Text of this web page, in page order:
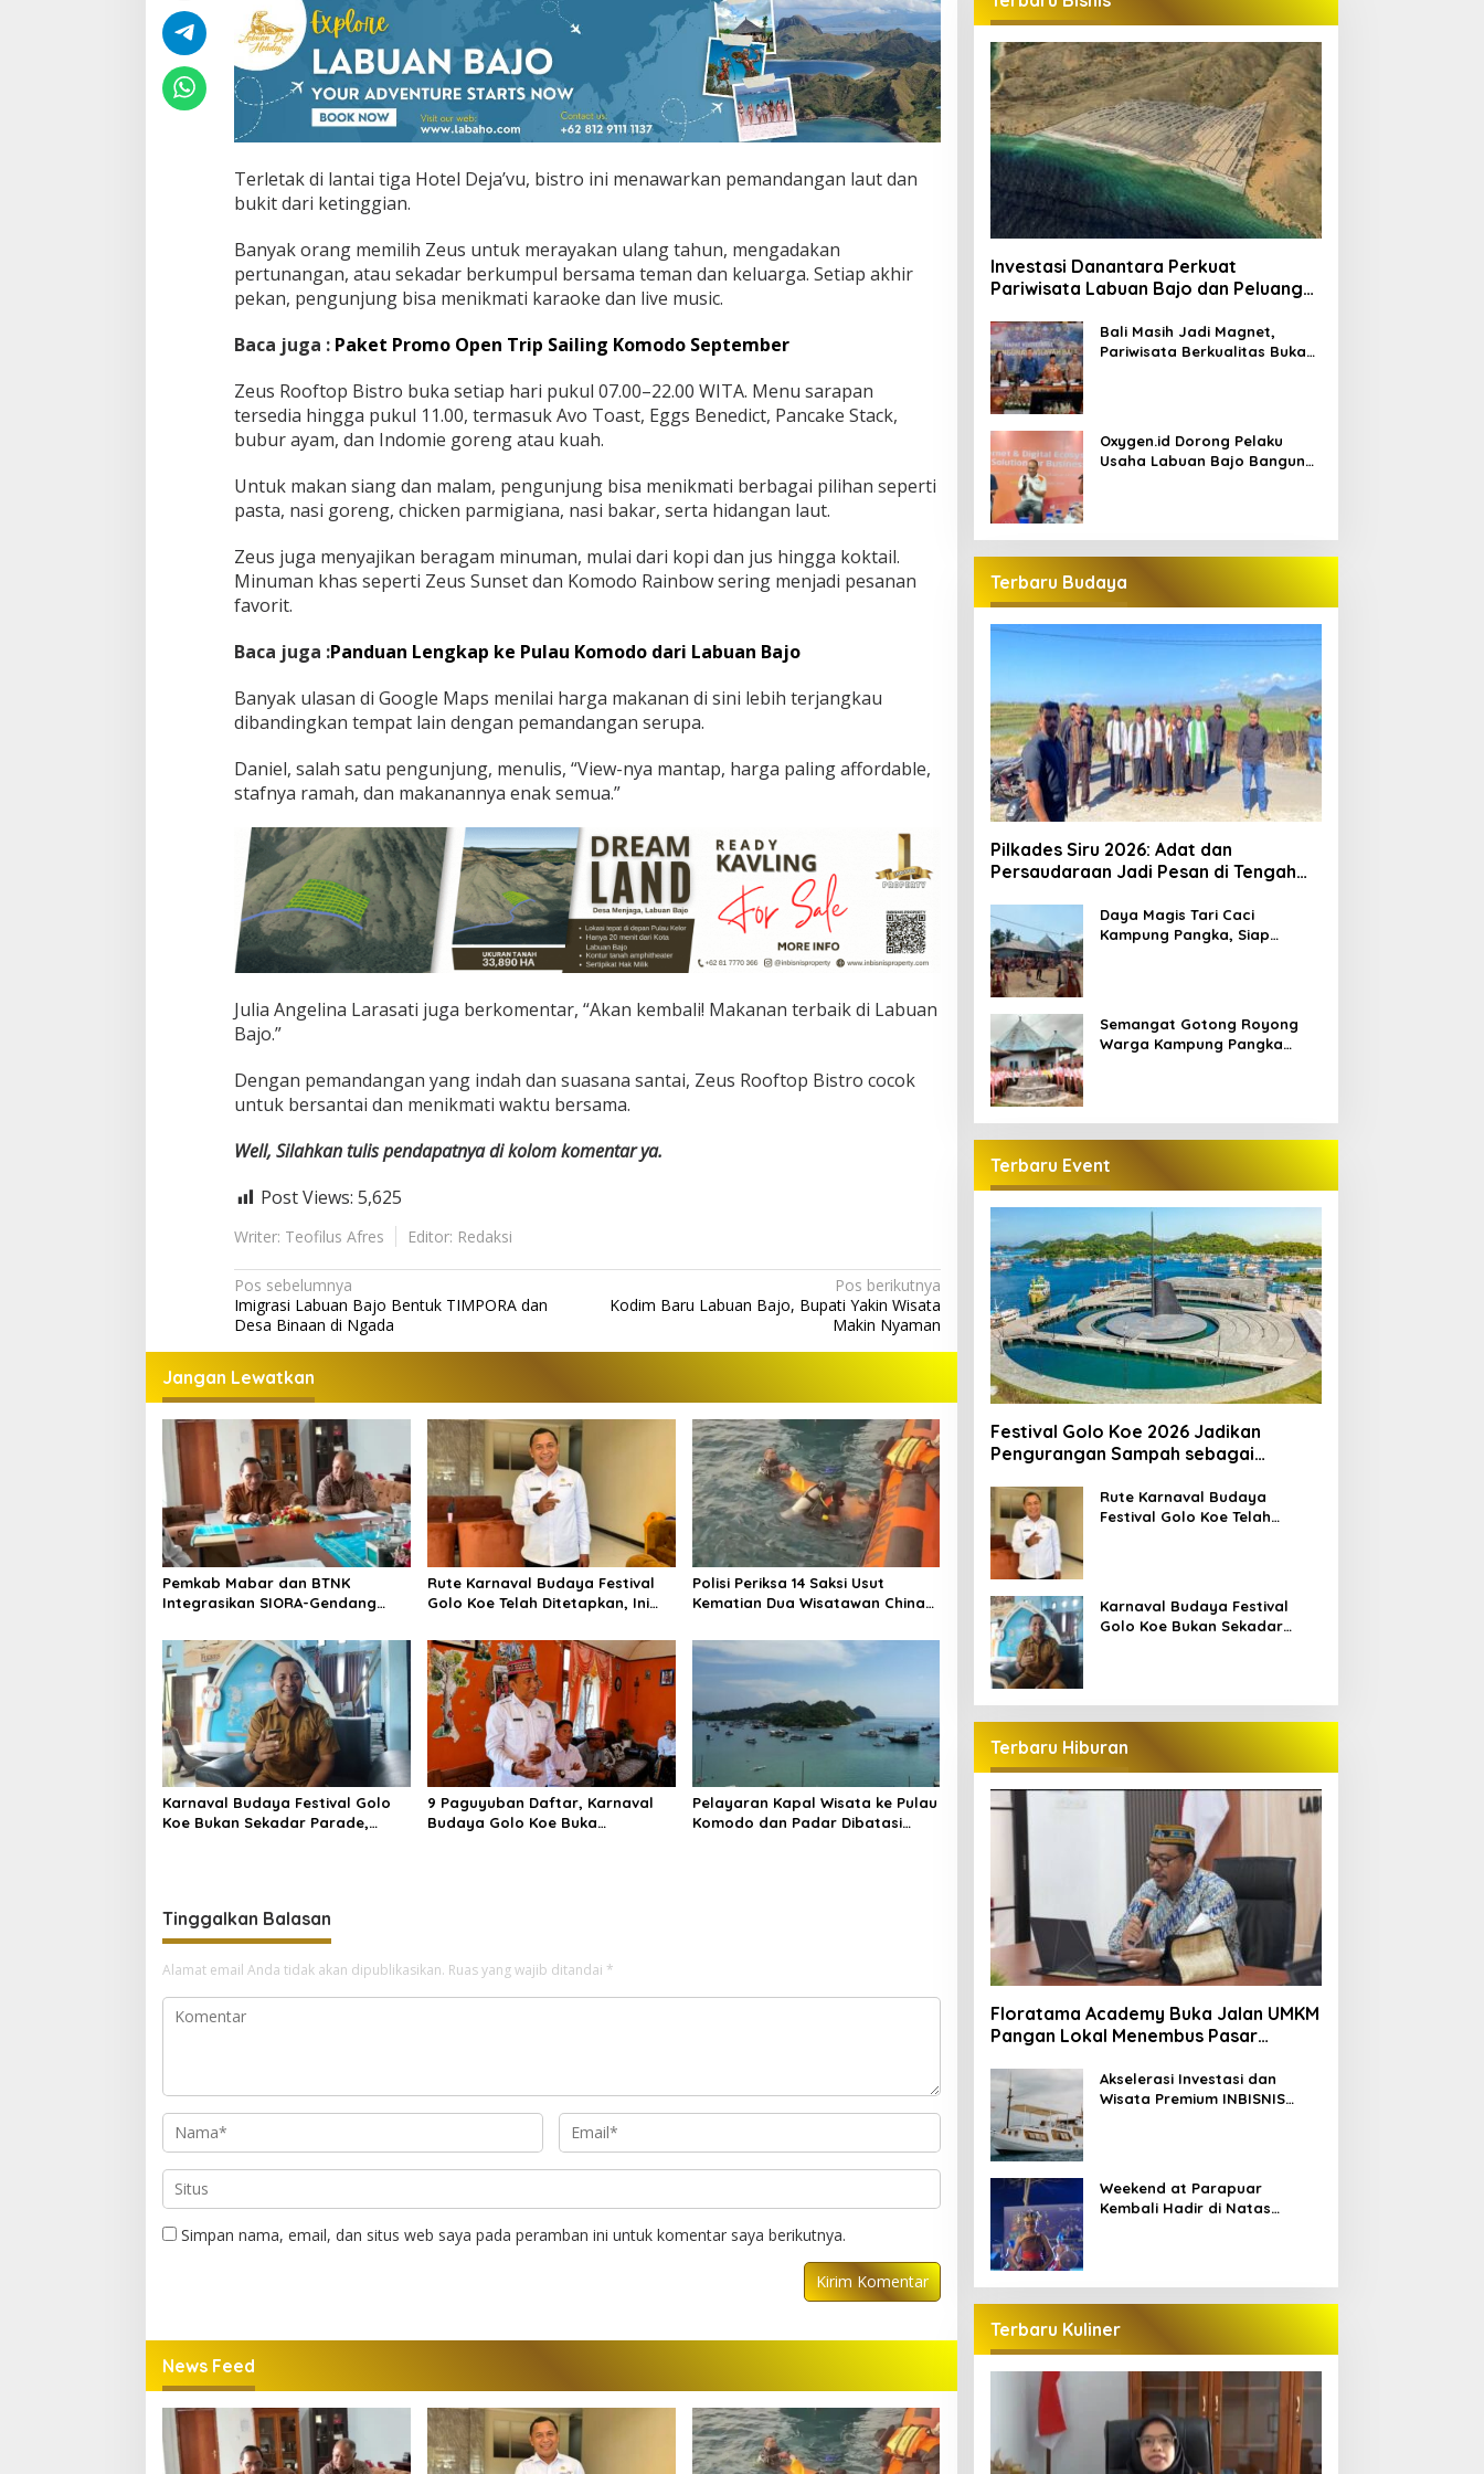
Terletak di lantai tiga Hotel Deja’vu, bistro ini menawarkan pemandangan laut dan
bukit dari ketinggian.
Banyak orang memilih Zeus untuk merayakan ulang tahun, mengadakan
pertunangan, atau sekadar berkumpul bersama teman dan keluarga. Setiap akhir
pekan, pengunjung bisa menikmati karaoke dan live music.
Baca juga : Paket Promo Open Trip Sailing Komodo September
Zeus Rooftop Bistro buka setiap hari pukul 07.00–22.00 WITA. Menu sarapan
tersedia hingga pukul 11.00, termasuk Avo Toast, Eggs Benedict, Pancake Stack,
bubur ayam, dan Indomie goreng atau kuah.
Untuk makan siang dan malam, pengunjung bisa menikmati berbagai pilihan seperti
pasta, nasi goreng, chicken parmigiana, nasi bakar, serta hidangan laut.
Zeus juga menyajikan beragam minuman, mulai dari kopi dan jus hingga koktail.
Minuman khas seperti Zeus Sunset dan Komodo Rainbow sering menjadi pesanan
favorit.
Baca juga :Panduan Lengkap ke Pulau Komodo dari Labuan Bajo
Banyak ulasan di Google Maps menilai harga makanan di sini lebih terjangkau
dibandingkan tempat lain dengan pemandangan serupa.
Daniel, salah satu pengunjung, menulis, “View-nya mantap, harga paling affordable,
stafnya ramah, dan makanannya enak semua.”
Julia Angelina Larasati juga berkomentar, “Akan kembali! Makanan terbaik di Labuan
Bajo.”
Dengan pemandangan yang indah dan suasana santai, Zeus Rooftop Bistro cocok
untuk bersantai dan menikmati waktu bersama.
Well, Silahkan tulis pendapatnya di kolom komentar ya.
Post Views: 5,625
Writer: Teofilus Afres Editor: Redaksi
Navigasi
pos
Pos sebelumnya
Imigrasi Labuan Bajo Bentuk TIMPORA dan
Desa Binaan di Ngada
Pos berikutnya
Kodim Baru Labuan Bajo, Bupati Yakin Wisata
Makin Nyaman
Jangan Lewatkan
Pemkab Mabar dan BTNK
Integrasikan SIORA-Gendang
Rute Karnaval Budaya Festival
Golo Koe Telah Ditetapkan, Ini
Polisi Periksa 14 Saksi Usut
Kematian Dua Wisatawan China
Karnaval Budaya Festival Golo
Koe Bukan Sekadar Parade,
9 Paguyuban Daftar, Karnaval
Budaya Golo Koe Buka
Pelayaran Kapal Wisata ke Pulau
Komodo dan Padar Dibatasi
Tinggalkan Balasan
Alamat email Anda tidak akan dipublikasikan. Ruas yang wajib ditandai *
Simpan nama, email, dan situs web saya pada peramban ini untuk komentar saya berikutnya.
News Feed
Investasi Danantara Perkuat
Pariwisata Labuan Bajo dan Peluang
Bali Masih Jadi Magnet,
Pariwisata Berkualitas Buka
Oxygen.id Dorong Pelaku
Usaha Labuan Bajo Bangun
Terbaru Budaya
Pilkades Siru 2026: Adat dan
Persaudaraan Jadi Pesan di Tengah
Daya Magis Tari Caci
Kampung Pangka, Siap
Semangat Gotong Royong
Warga Kampung Pangka
Terbaru Event
Festival Golo Koe 2026 Jadikan
Pengurangan Sampah sebagai
Bajo
Rute Karnaval Budaya
Festival Golo Koe Telah
Karnaval Budaya Festival
Golo Koe Bukan Sekadar
Terbaru Hiburan
Floratama Academy Buka Jalan UMKM
Pangan Lokal Menembus Pasar
Akselerasi Investasi dan
Wisata Premium INBISNIS
Weekend at Parapuar
Kembali Hadir di Natas
Terbaru Kuliner